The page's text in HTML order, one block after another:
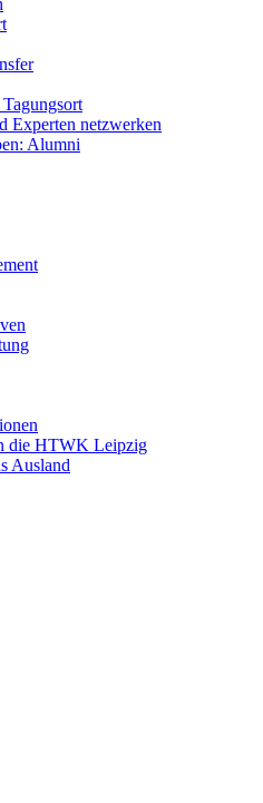
Experten netzwerken
Alumni
die HTWK Leipzig
Ausland